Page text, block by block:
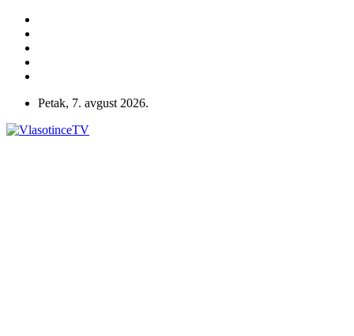
Petak, 7. avgust 2026.